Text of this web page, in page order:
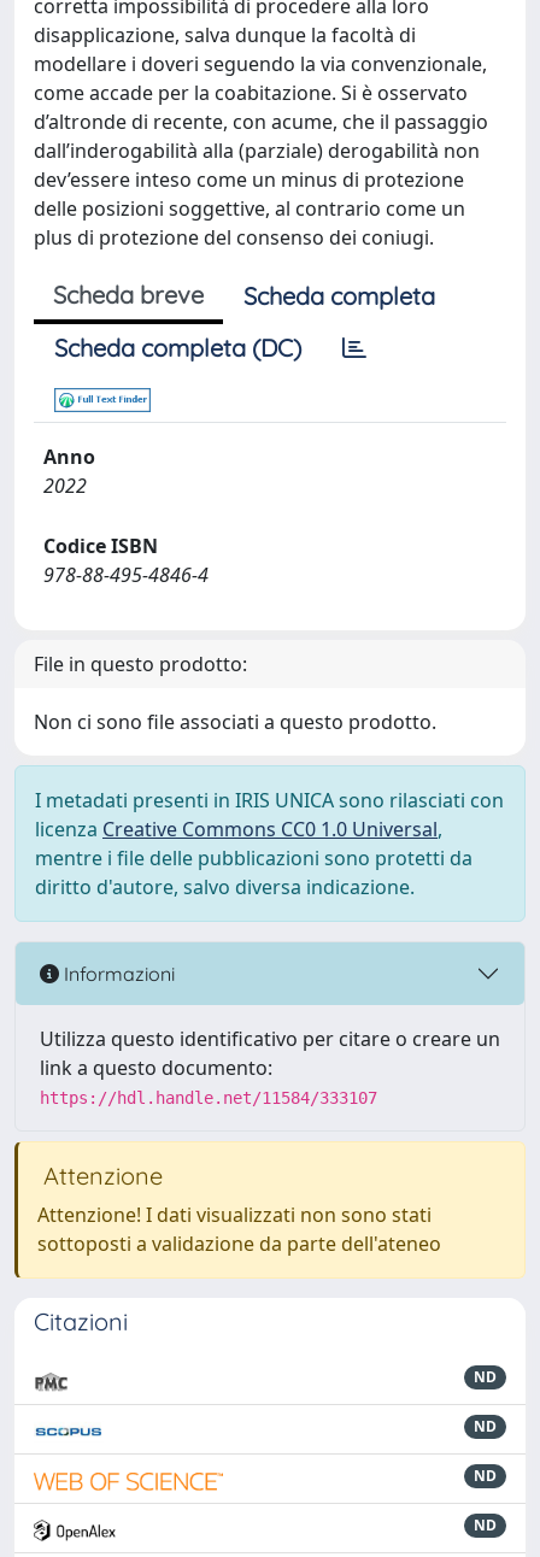
corretta impossibilità di procedere alla loro
disapplicazione, salva dunque la facoltà di
modellare i doveri seguendo la via convenzionale,
come accade per la coabitazione. Si è osservato
d’altronde di recente, con acume, che il passaggio
dall’inderogabilità alla (parziale) derogabilità non
dev’essere inteso come un minus di protezione
delle posizioni soggettive, al contrario come un
plus di protezione del consenso dei coniugi.
Scheda breve
Scheda completa
Scheda completa (DC)
Anno
2022
Codice ISBN
978-88-495-4846-4
File in questo prodotto:
Non ci sono file associati a questo prodotto.
I metadati presenti in IRIS UNICA sono rilasciati con
licenza Creative Commons CC0 1.0 Universal,
mentre i file delle pubblicazioni sono protetti da
diritto d'autore, salvo diversa indicazione.
Informazioni
Utilizza questo identificativo per citare o creare un
link a questo documento:
https://hdl.handle.net/11584/333107
Attenzione
Attenzione! I dati visualizzati non sono stati
sottoposti a validazione da parte dell'ateneo
Citazioni
ND
ND
ND
ND